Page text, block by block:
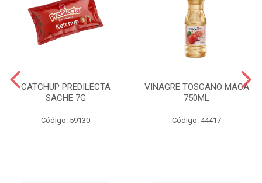
CATCHUP PREDILECTA
SACHE 7G
Código: 59130
VINAGRE TOSCANO MACA
750ML
Código: 44417